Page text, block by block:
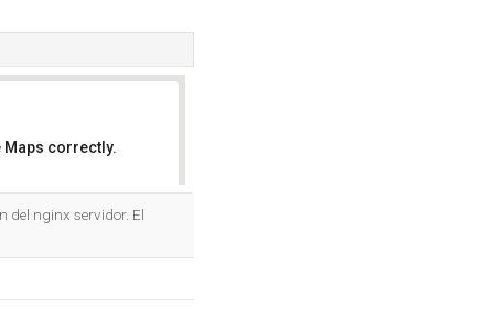
Maps correctly.
del nginx servidor. El